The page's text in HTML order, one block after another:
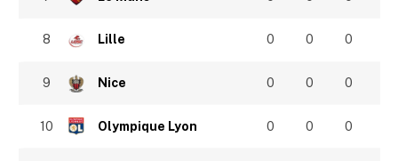
8 Lille 0 0 0
9 Nice 0 0 0
10 Olympique Lyon 0 0 0